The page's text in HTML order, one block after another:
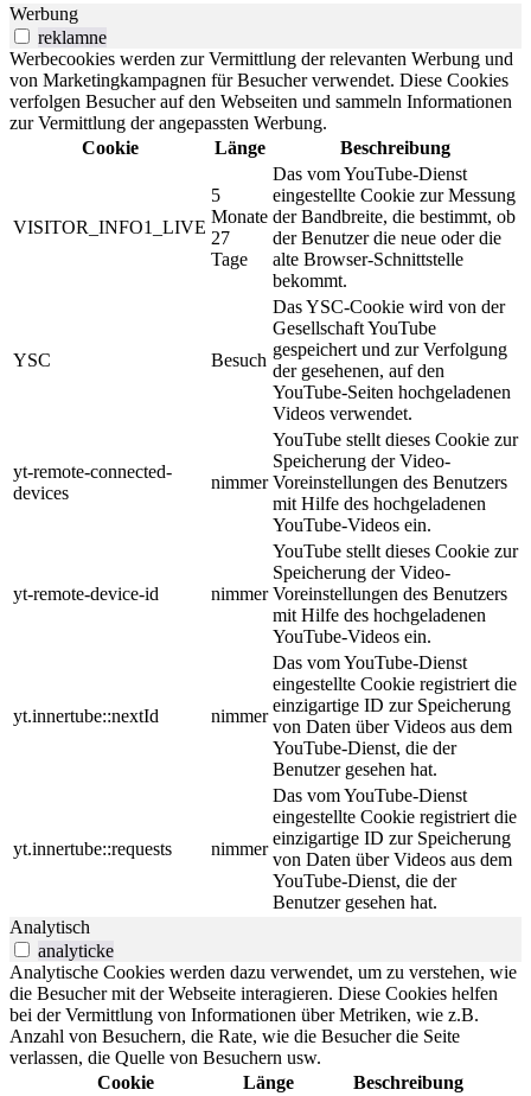
Werbung
reklamne
Werbecookies werden zur Vermittlung der relevanten Werbung und
von Marketingkampagnen für Besucher verwendet. Diese Cookies
verfolgen Besucher auf den Webseiten und sammeln Informationen
zur Vermittlung der angepassten Werbung.
Cookie
Länge Beschreibung
VISITOR_INFO1_LIVE
5
Monate
27
Tage
Das vom YouTube-Dienst
eingestellte Cookie zur Messung
der Bandbreite, die bestimmt, ob
der Benutzer die neue oder die
alte Browser-Schnittstelle
bekommt.
YSC Besuch
Das YSC-Cookie wird von der
Gesellschaft YouTube
gespeichert und zur Verfolgung
der gesehenen, auf den
YouTube-Seiten hochgeladenen
Videos verwendet.
yt-remote-connected-
devices
nimmer
YouTube stellt dieses Cookie zur
Speicherung der Video-
Voreinstellungen des Benutzers
mit Hilfe des hochgeladenen
YouTube-Videos ein.
yt-remote-device-id nimmer
YouTube stellt dieses Cookie zur
Speicherung der Video-
Voreinstellungen des Benutzers
mit Hilfe des hochgeladenen
YouTube-Videos ein.
yt.innertube::nextId nimmer
Das vom YouTube-Dienst
eingestellte Cookie registriert die
einzigartige ID zur Speicherung
von Daten über Videos aus dem
YouTube-Dienst, die der
Benutzer gesehen hat.
yt.innertube::requests nimmer
Das vom YouTube-Dienst
eingestellte Cookie registriert die
einzigartige ID zur Speicherung
von Daten über Videos aus dem
YouTube-Dienst, die der
Benutzer gesehen hat.
Analytisch
analyticke
Analytische Cookies werden dazu verwendet, um zu verstehen, wie
die Besucher mit der Webseite interagieren. Diese Cookies helfen
bei der Vermittlung von Informationen über Metriken, wie z.B.
Anzahl von Besuchern, die Rate, wie die Besucher die Seite
verlassen, die Quelle von Besuchern usw.
Cookie
Länge Beschreibung